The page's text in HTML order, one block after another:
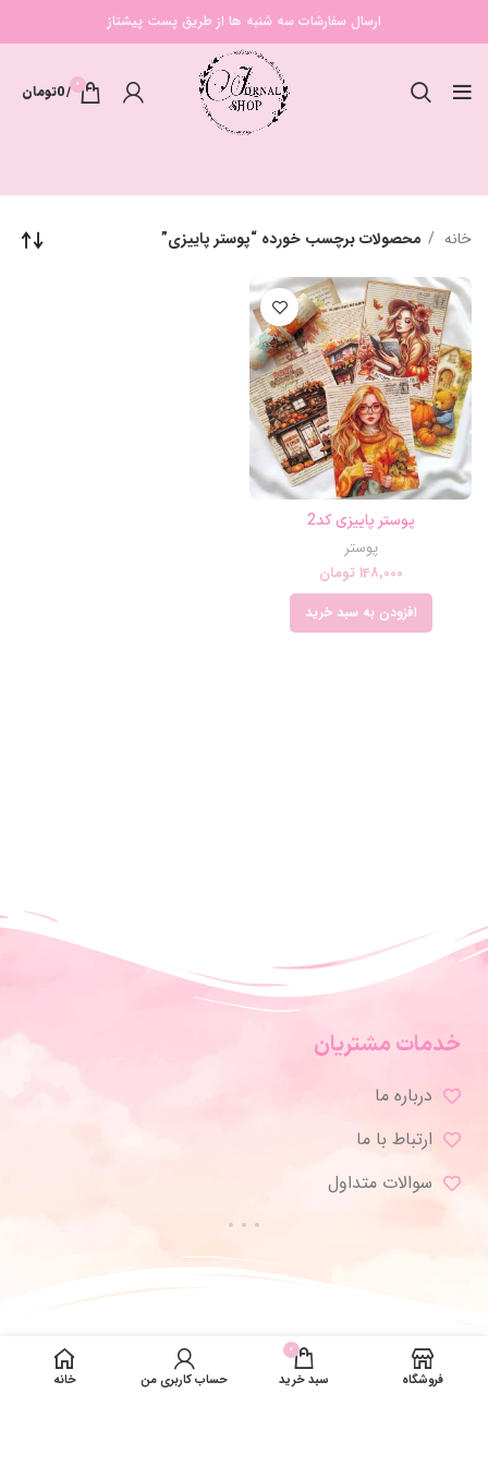
ارسال سفارشات سه شنبه ها از طریق پست پیشتاز
0
/
0تومان
خانه محصولات برچسب خورده “پوستر پاییزی”
پوستر پاییزی کد2
پوستر
148,000 تومان
افزودن به سبد خرید
خدمات مشتریان
درباره ما
ارتباط با ما
سوالات متداول
فروشگاه
0
سبد خرید حساب کاربری من خانه